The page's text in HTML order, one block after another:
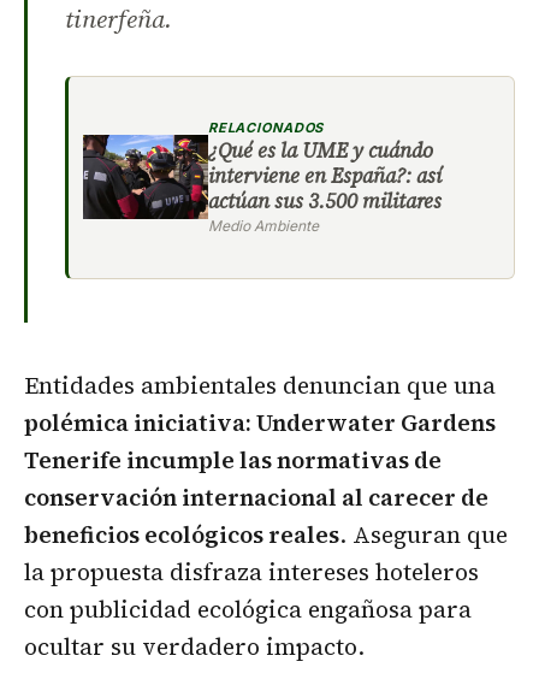
tinerfeña.
RELACIONADOS
¿Qué es la UME y cuándo
interviene en España?: así
actúan sus 3.500 militares
Medio Ambiente
Entidades ambientales denuncian que una
polémica iniciativa: Underwater Gardens
Tenerife incumple las normativas de
conservación internacional al carecer de
beneficios ecológicos reales. Aseguran que
la propuesta disfraza intereses hoteleros
con publicidad ecológica engañosa para
ocultar su verdadero impacto.